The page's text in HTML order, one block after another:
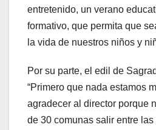
entretenido, un verano
formativo, que permita que
la vida de nuestros niños y
Por su parte, el edil de
“Primero que nada estamos
agradecer al director porque
de 30 comunas salir entre